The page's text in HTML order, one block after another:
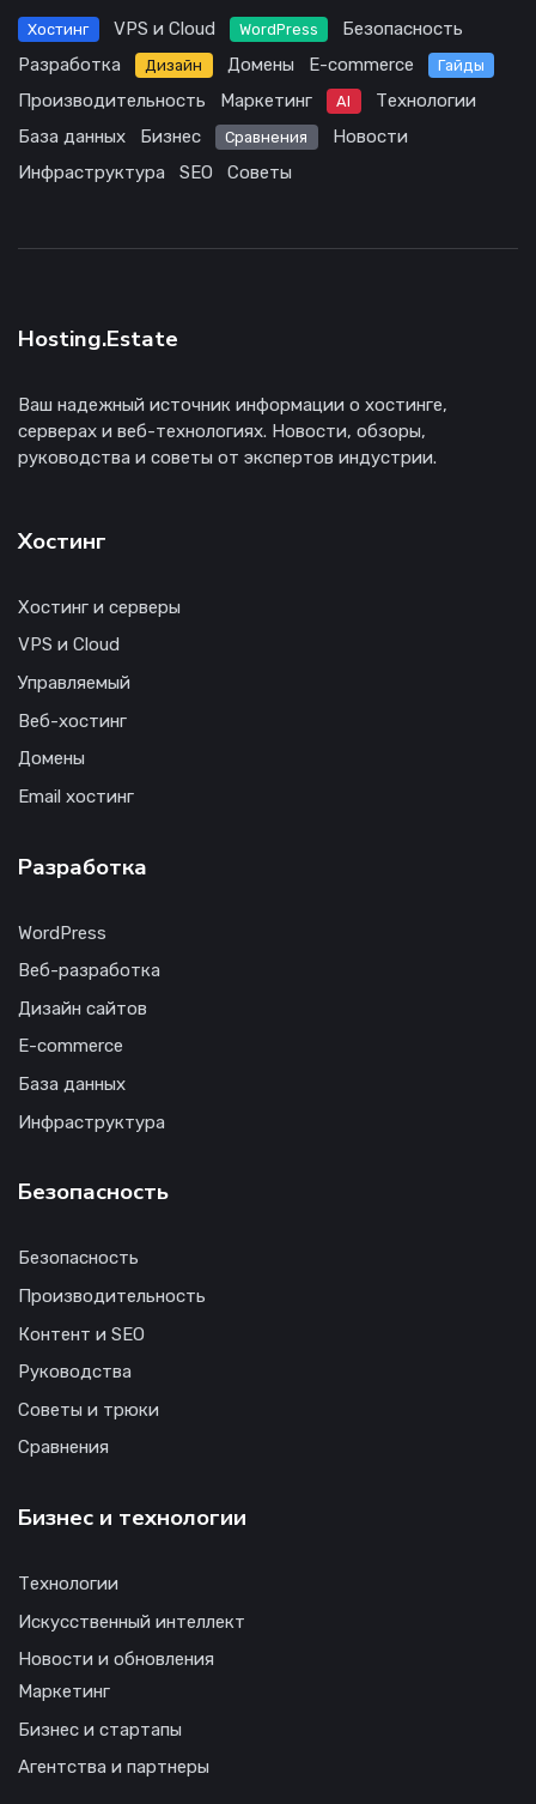
Хостинг VPS и Cloud WordPress
Безопасность
Разработка
Дизайн Домены E-commerce Гайды
Производительность Маркетинг AI
Технологии
База данных
Бизнес Сравнения
Новости
Инфраструктура
SEO Советы
Hosting.Estate
Ваш надежный источник информации о хостинге,
серверах и веб-технологиях. Новости, обзоры,
руководства и советы от экспертов индустрии.
Хостинг
Хостинг и серверы
VPS и Cloud
Управляемый
Веб-хостинг
Домены
Email хостинг
Разработка
WordPress
Веб-разработка
Дизайн сайтов
E-commerce
База данных
Инфраструктура
Безопасность
Безопасность
Производительность
Контент и SEO
Руководства
Советы и трюки
Сравнения
Бизнес и технологии
Технологии
Искусственный интеллект
Новости и обновления
Маркетинг
Бизнес и стартапы
Агентства и партнеры